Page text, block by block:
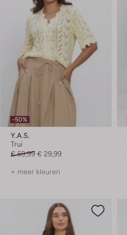
-50%
Y.a.s.
Trui
€ 59,99 € 29,99
+ meer kleuren